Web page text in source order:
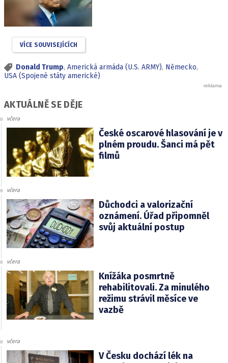
VÍCE SOUVISEJÍCÍCH
Donald Trump, Americká armáda (U.S. ARMY), Německo,
USA (Spojené státy americké)
AKTUÁLNĚ SE DĚJE
včera
České oscarové hlasování je v
plném proudu. Šanci má pět
filmů
včera
Důchodci a valorizační
oznámení. Úřad připomněl
svůj aktuální postup
včera
Knížáka posmrtně
rehabilitovali. Za minulého
režimu strávil měsíce ve
vazbě
včera
V Česku dochází lék na